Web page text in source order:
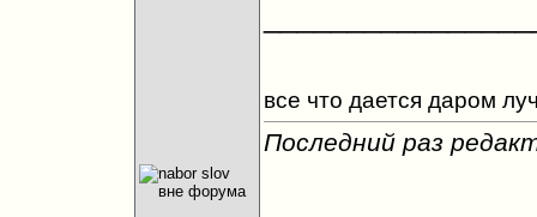
все что дается даром
Последний раз